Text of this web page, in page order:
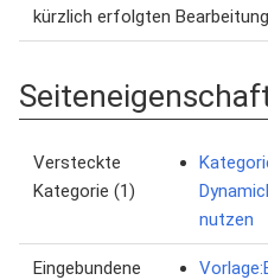
kürzlich erfolgten
Versteckte
Kategorie (1)
nutzen
Eingebundene